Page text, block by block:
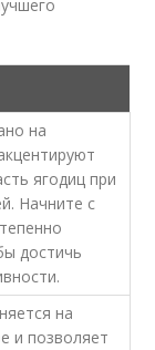
на
ягодиц при
Начните с
достичь
на
и позволяет